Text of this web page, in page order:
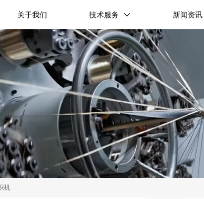
关于我们 技术服务  新闻资讯
机